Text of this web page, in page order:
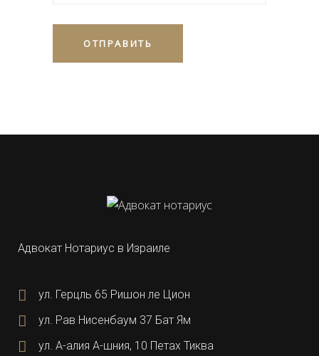
Адвокат Нотариус в Израиле
ул. Герцль 65 Ришон ле Цион
ул. Рав Нисенбаум 37 Бат Ям
ул. А-алия А-шния, 10 Петах Тиква